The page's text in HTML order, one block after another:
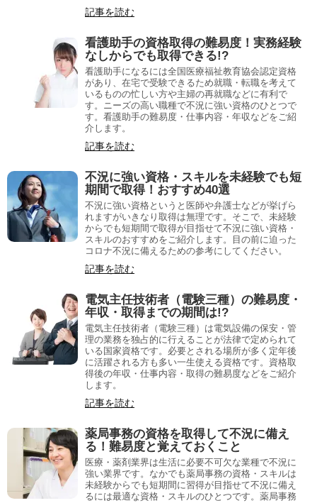
記事を読む
看護助手の資格取得の難易度！実務経験
なしからでも取得できる!?
看護助手になるには全国医療福祉教育協会認定資格
があり、在宅で受験できるため就職・転職を考えて
いるものの忙しい方や主婦の再就職などに有利で
す。ニーズの高い職種で不況に強い資格のひとつで
す。看護助手の難易度・仕事内容・年収などをご紹
介します。
記事を読む
不況に強い資格・スキルを未経験でも短
期間で取得！おすすめ40選
不況に強い資格というと医師や弁護士などが挙げら
れますがいきなり取得は無理です。そこで、未経験
からでも短期間で取得が目指せて不況に強い資格・
スキルのおすすめをご紹介します。目の前に迫った
コロナ不況に備えるための参考にしてください。
記事を読む
電気主任技術者（電験三種）の難易度・
年収・取得までの期間は!?
電気主任技術者（電験三種）は電気設備の保安・管
理の業務を独占的に行えることが法律で定められて
いる国家資格です。必要とされる場所が多く定年後
に活躍される方も多い一生使える資格です。資格取
得後の年収・仕事内容・取得の難易度などをご紹介
します。
記事を読む
薬局事務の資格を取得して不況に備え
る！難易度と覚えておくこと
医療・薬剤業界は生活に必要不可欠な業種で不況に
強い業界です。なかでも薬局事務の資格・スキルは
未経験からでも短期間に習得が目指せて不況に備え
るには最適な資格・スキルのひとつです。薬局事務